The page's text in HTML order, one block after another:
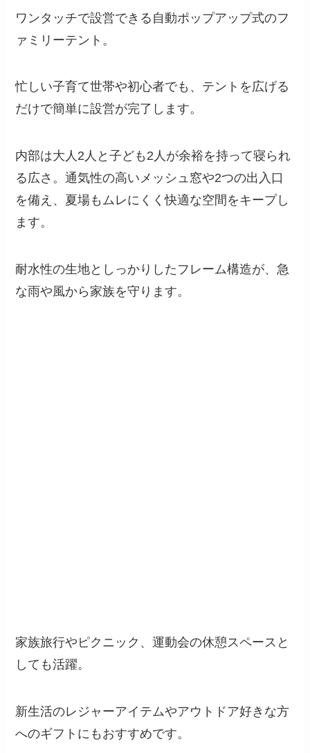
ワンタッチで設営できる自動ポップアップ式のフ
ァミリーテント。
忙しい子育て世帯や初心者でも、テントを広げる
だけで簡単に設営が完了します。
内部は大人2人と子ども2人が余裕を持って寝られ
る広さ。通気性の高いメッシュ窓や2つの出入口
を備え、夏場もムレにくく快適な空間をキープし
ます。
耐水性の生地としっかりしたフレーム構造が、急
な雨や風から家族を守ります。
家族旅行やピクニック、運動会の休憩スペースと
しても活躍。
新生活のレジャーアイテムやアウトドア好きな方
へのギフトにもおすすめです。